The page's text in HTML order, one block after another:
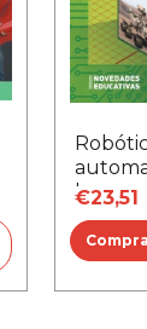
los
€23,51